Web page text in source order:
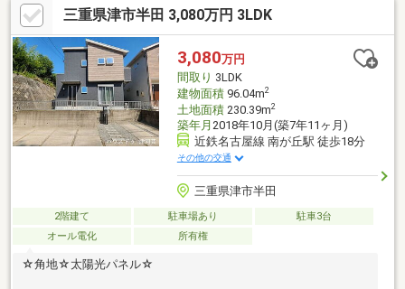
三重県津市半田 3,080万円 3LDK
3,080万円
間取り 3LDK
建物面積96.04m2
土地面積230.39m2
築年月 2018年10月(築7年11ヶ月)
近鉄名古屋線 南が丘駅 徒歩18分
その他の交通
三重県津市半田
2階建て 駐車場あり
駐車3台
オール電化
所有権
☆角地☆太陽光パネル☆